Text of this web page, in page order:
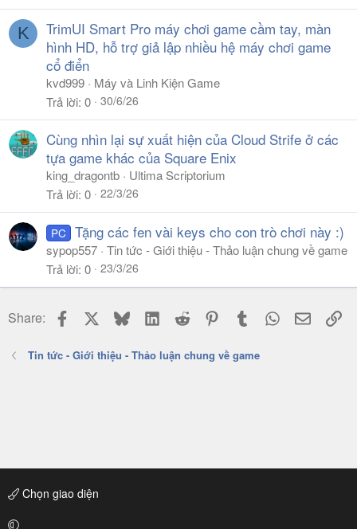
K
TrimUI Smart Pro máy chơi game cầm tay, màn
hình HD, hỗ trợ giả lập nhiều hệ máy chơi game
cổ điển
kvd999
Máy và Linh Kiện Game
Trả lời 0 30/6/26
Cùng nhìn lại sự xuất hiện của Cloud Strife ở các
tựa game khác của Square Enix
king_dragontb
Ultima Scriptorium
Trả lời 0 22/3/26
PC Tặng các fen vài keys cho con trò chơi này :)
sypop557 Tin tức - Giới thiệu - Thảo luận chung về game
Trả lời 0 23/3/26
Share: Facebook BlueskyLinkedIn
Reddit PinterestTumblr WhatsApp
Email
Tin tức - Giới thiệu - Thảo luận chung về game
Chọn giao diện